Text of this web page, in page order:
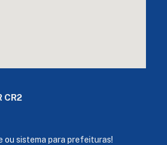
CR2
ou sistema para prefeituras!